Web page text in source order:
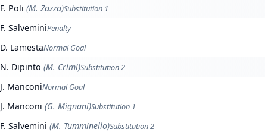
F. Poli (M. Zazza)Substitution 1
F. SalveminiPenalty
D. LamestaNormal Goal
N. Dipinto (M. Crimi)Substitution 2
J. ManconiNormal Goal
J. Manconi (G. Mignani)Substitution 1
F. Salvemini (M. Tumminello)Substitution 2